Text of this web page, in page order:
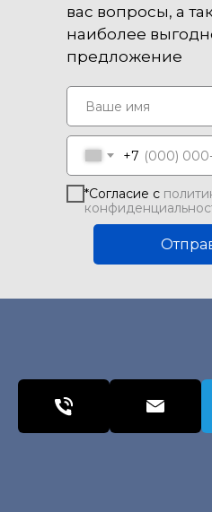
вас вопросы, а
наиболее
предложение
+7
*Согласие с